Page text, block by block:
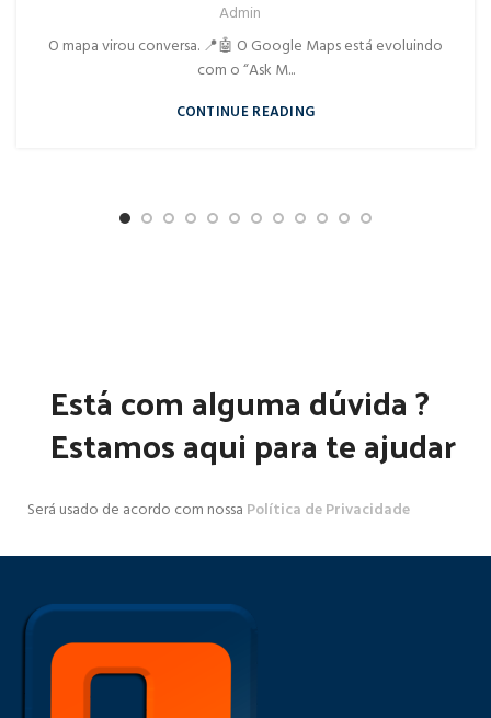
Admin
O mapa virou conversa. 📍🤖 O Google Maps está evoluindo
com o “Ask M...
CONTINUE READING
Está com alguma dúvida ?
Estamos aqui para te ajudar
Será usado de acordo com nossa Política de Privacidade